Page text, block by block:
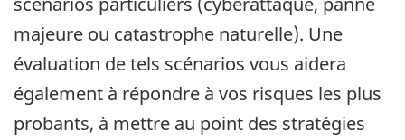
majeure ou catastrophe naturelle). Une
évaluation de tels scénarios vous aidera
également à répondre à vos risques les plus
probants, à mettre au point des stratégies